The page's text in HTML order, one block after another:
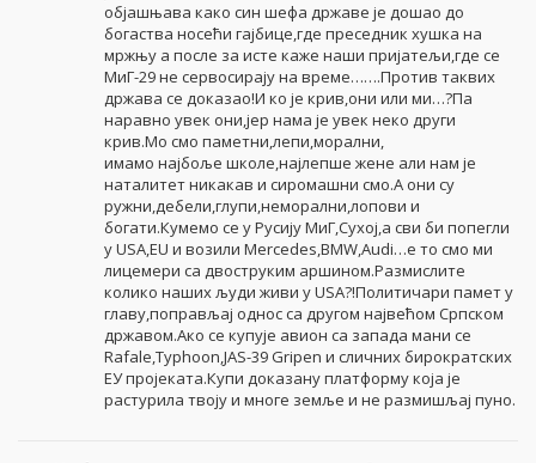
објашњава како син шефа државе је дошао до
богаства носећи гајбице,где преседник хушка на
мржњу а после за исте каже наши пријатељи,где се
МиГ-29 не сервосирају на време…….Против таквих
држава се доказао!И ко је крив,они или ми…?Па
наравно увек они,јер нама је увек неко други
крив.Мо смо паметни,лепи,морални,
имамо најбоље школе,најлепше жене али нам је
наталитет никакав и сиромашни смо.А они су
ружни,дебели,глупи,неморални,лопови и
богати.Кумемо се у Русију МиГ,Сухој,а сви би попегли
у USA,EU и возили Mercedes,BMW,Audi…e то смо ми
лицемери са двоструким аршином.Размислите
колико наших људи живи у USA?!Политичари памет у
главу,поправљај однос са другом највећом Српском
државом.Ако се купује авион са запада мани се
Rafale,Typhoon,JAS-39 Gripen и сличних бирократских
ЕУ пројеката.Купи доказану платформу која је
растурила твоју и многе земље и не размишљај пуно.